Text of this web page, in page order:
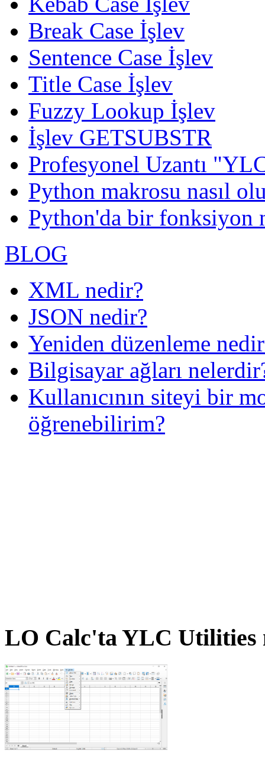
Break Case İşlev
Sentence Case İşlev
Title Case İşlev
Fuzzy Lookup İşlev
İşlev GETSUBSTR
Profesyonel Uzantı
Python makrosu nasıl
Python'da bir fonksiyon
BLOG
XML nedir?
JSON nedir?
Yeniden düzenleme
Bilgisayar ağları
Kullanıcının siteyi bir
öğrenebilirim?
LO Calc'ta YLC Utilities